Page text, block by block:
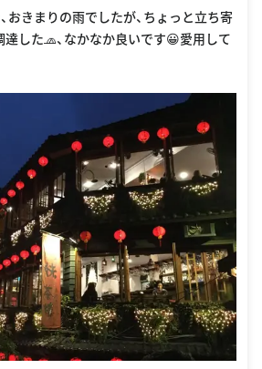
おきまりの雨でしたが、ちょっと立ち寄
した🧢、なかなか良いです😀愛用して